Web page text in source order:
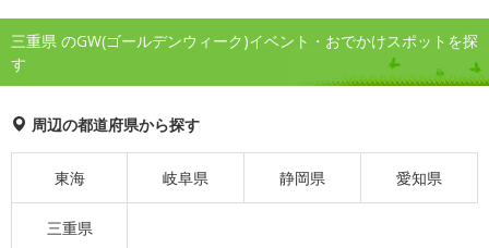
三重県 のGW(ゴールデンウィーク)イベント・おでかけスポットを探
す
周辺の都道府県から探す
東海 岐阜県 静岡県 愛知県
三重県